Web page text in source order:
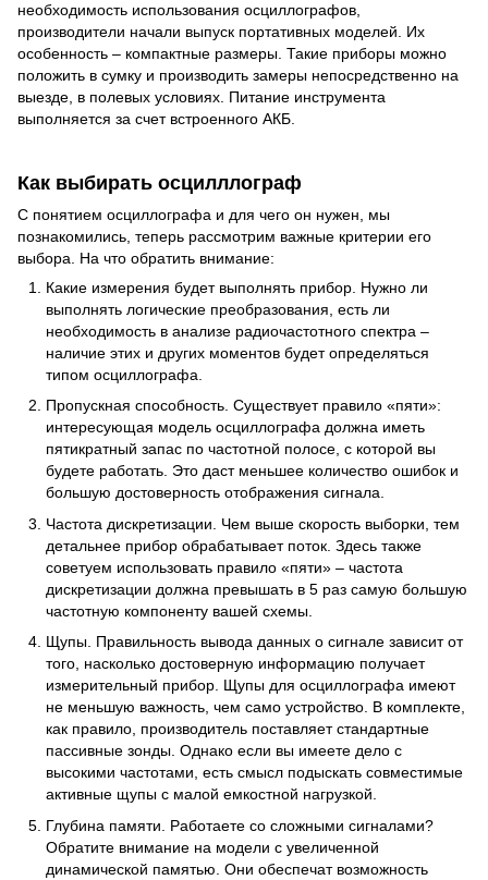
необходимость использования осциллографов,
производители начали выпуск портативных моделей. Их
особенность – компактные размеры. Такие приборы можно
положить в сумку и производить замеры непосредственно на
выезде, в полевых условиях. Питание инструмента
выполняется за счет встроенного АКБ.
Как выбирать осцилллограф
С понятием осциллографа и для чего он нужен, мы
познакомились, теперь рассмотрим важные критерии его
выбора. На что обратить внимание:
Какие измерения будет выполнять прибор. Нужно ли
выполнять логические преобразования, есть ли
необходимость в анализе радиочастотного спектра –
наличие этих и других моментов будет определяться
типом осциллографа.
Пропускная способность. Существует правило «пяти»:
интересующая модель осциллографа должна иметь
пятикратный запас по частотной полосе, с которой вы
будете работать. Это даст меньшее количество ошибок и
большую достоверность отображения сигнала.
Частота дискретизации. Чем выше скорость выборки, тем
детальнее прибор обрабатывает поток. Здесь также
советуем использовать правило «пяти» – частота
дискретизации должна превышать в 5 раз самую большую
частотную компоненту вашей схемы.
Щупы. Правильность вывода данных о сигнале зависит от
того, насколько достоверную информацию получает
измерительный прибор. Щупы для осциллографа имеют
не меньшую важность, чем само устройство. В комплекте,
как правило, производитель поставляет стандартные
пассивные зонды. Однако если вы имеете дело с
высокими частотами, есть смысл подыскать совместимые
активные щупы с малой емкостной нагрузкой.
Глубина памяти. Работаете со сложными сигналами?
Обратите внимание на модели с увеличенной
динамической памятью. Они обеспечат возможность